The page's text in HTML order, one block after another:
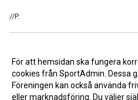
//P.
<< Tillbaka
För att hemsidan ska fungera
cookies från SportAdmin. Dessa
Föreningen kan också använda
eller marknadsföring. Du väljer